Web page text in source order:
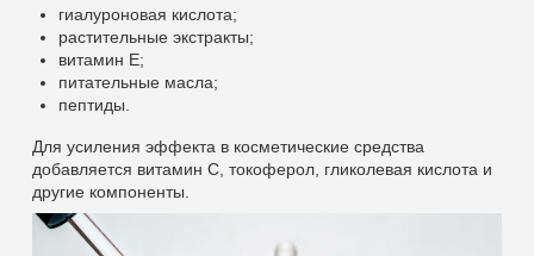
гиалуроновая кислота;
растительные экстракты;
витамин Е;
питательные масла;
пептиды.
Для усиления эффекта в косметические средства
добавляется витамин C, токоферол, гликолевая кислота и
другие компоненты.